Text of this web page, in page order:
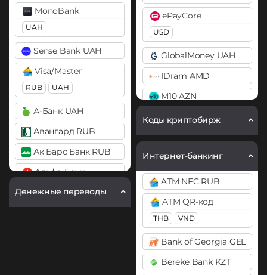
BEP20 ERC20
Compound (COMP)
Cosmos (ATOM)
DASH
Decentraland (MANA)
Dogecoin (DOGE)
DOGE
Polkadot (DOT)
DOT
MonoBank
UAH
Sense Bank UAH
Visa/Master
RUB UAH
А-Банк UAH
Авангард RUB
Ак Барс Банк RUB
Альфа-Банк
RUB
Денежные переводы
Bitcoin Cash (BCH)
Bitcoin SV (BSV)
BitTorrent (BTT)
Cardano (ADA)
Chainlink (LINK)
BEP20 ERC20
Chiliz (CHZ)
Compound (COMP)
Cronos (CRO)
Curve (CRV)
DAI
ERC20
DASH
ePayCore
USD
GlobalMoney UAH
IDram AMD
M10 AZN
Mercado Pago ARS
MoneyGo
USD
Neteller
USD EUR
NixMoney
USD
Payeer
USD EUR
Коды криптобирж
Интернет-банкинг
ATM NFC RUB
ATM QR-код
THB VND
Bank of Georgia GEL
Bereke Bank KZT